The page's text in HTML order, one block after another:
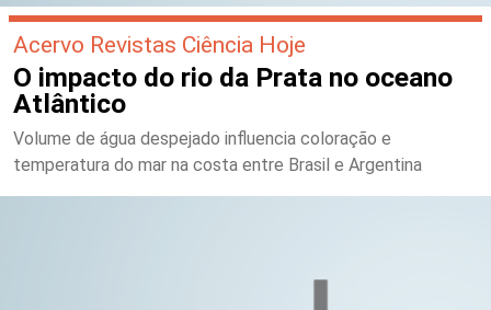
Acervo Revistas Ciência Hoje
O impacto do rio da Prata no oceano
Atlântico
Volume de água despejado influencia coloração e
temperatura do mar na costa entre Brasil e Argentina